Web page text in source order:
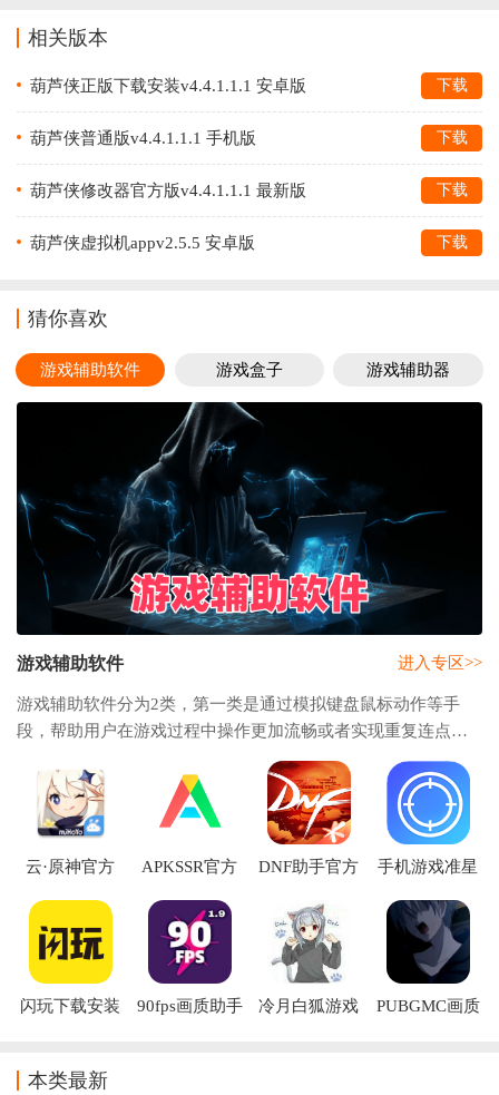
相关版本
葫芦侠正版下载安装v4.4.1.1.1 安卓版 下载
葫芦侠普通版v4.4.1.1.1 手机版 下载
葫芦侠修改器官方版v4.4.1.1.1 最新版 下载
葫芦侠虚拟机appv2.5.5 安卓版 下载
猜你喜欢
游戏辅助软件 游戏盒子 游戏辅助器
游戏辅助软件
游戏辅助软件分为2类，第一类是通过模拟键盘鼠标动作等手
段，帮助用户在游戏过程中操作更加流畅或者实现重复连点等
耗费手力的操作，可以快捷实现一些复杂的操作，器本身不触
犯游戏版权，也不触犯任何法律法规，显著提
进入专区>>
云·原神官方
APKSSR官方
载
DNF助手官方
手机游戏准星
(Crosshair Pro)
闪玩下载安装
90fps画质助手
冷月白狐游戏
PUBGMC画质
本类最新